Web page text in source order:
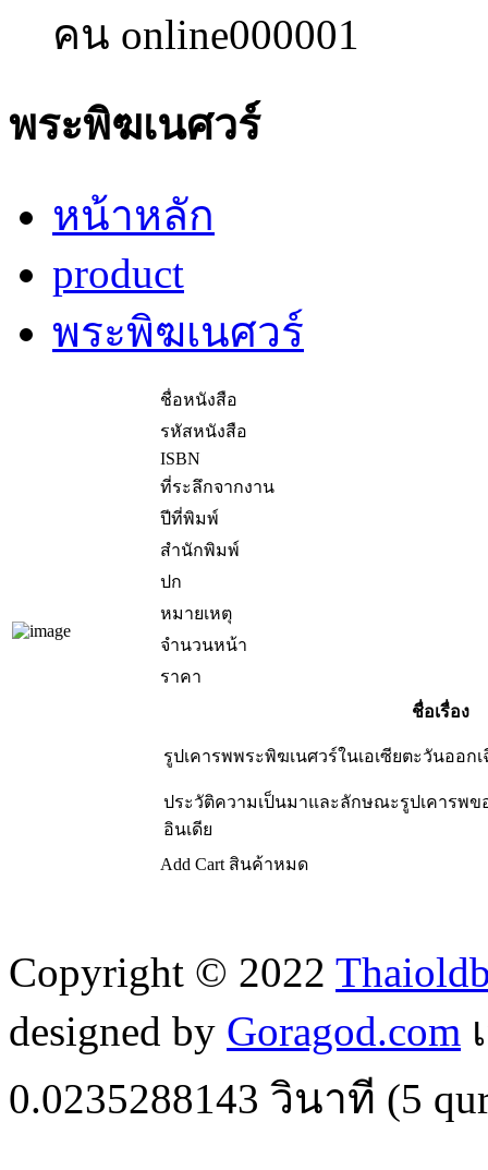
คน online000001
พระพิฆเนศวร์
หน้าหลัก
product
พระพิฆเนศวร์
ชื่อหนังสือ
รหัสหนังสือ
ISBN
ที่ระลึกจากงาน
ปีที่พิมพ์
สำนักพิมพ์
ปก
หมายเหตุ
จำนวนหน้า
ราคา
ชื่อเรื่อง
รูปเคารพพระพิฆเนศวร์ในเอเซียตะวันออกเ
ประวัติความเป็นมาและลักษณะรูปเคารพข
อินเดีย
Add Cart สินค้าหมด
Copyright © 2022
designed by Goragod.com
0.0235288143 วินาที (5